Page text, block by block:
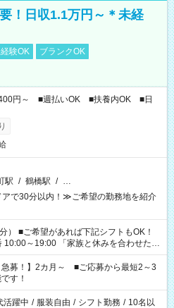
！日収1.1万円～＊未経
験OK
ブランクOK
円～ ■週払いOK ■扶養内OK ■日
駅 / 鶴橋駅 / …
で30分以内！≫ご希望の勤務地を紹介
OK！
家族と休みを合わせた
飯の準備がしたい」 「できれば残業はし
えてくださいね。 ※Wワーク希望
希望する勤務時間と、もう1つのお仕事
40時間を超える場合は応募できません。
急募！】2カ月～ ■ご応募から最短2～3
す！
活躍中 / 服装自由 / シフト勤務 / 10名以